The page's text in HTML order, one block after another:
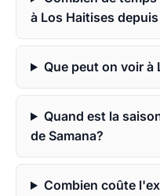
à Los Haitises depuis
Que peut on voir à
Quand est la
de Samana?
Combien coûte